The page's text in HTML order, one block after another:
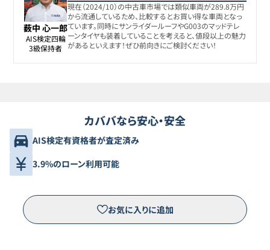
薮中 心一郎
AIS検定四輪
3級保持者
現在（2024/10）の中古車市場では類似車両が289.8万円
から流通しているため、比較するとお買い得な車両となっ
ています。同時にサンライダールーフやG003のマッドテレ
ーンタイヤも装着していることを考えると、値段以上の魅力
があるといえます！ぜひ前向きにご検討ください！
カババなら安心・安全
AIS検定有資格者が査定済み
3.9%のローン利用可能
お気に入りに追加